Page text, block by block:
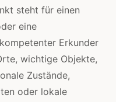
steht für einen
eine
Erkunder
wichtige Objekte,
Zustände,
oder lokale